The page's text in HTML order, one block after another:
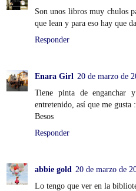
Son unos libros muy chulos
que lean y para eso hay que
Responder
Enara Girl 20 de marzo de
Tiene pinta de enganchar
entretenido, así que me gusta
Besos
Responder
abbie gold 20 de marzo de
Lo tengo que ver en la